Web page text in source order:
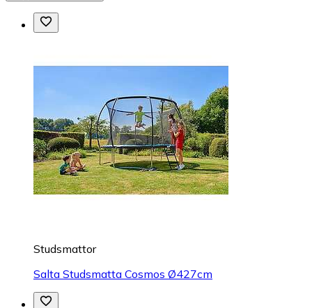
Studsmattor
Salta Studsmatta Cosmos Ø427cm